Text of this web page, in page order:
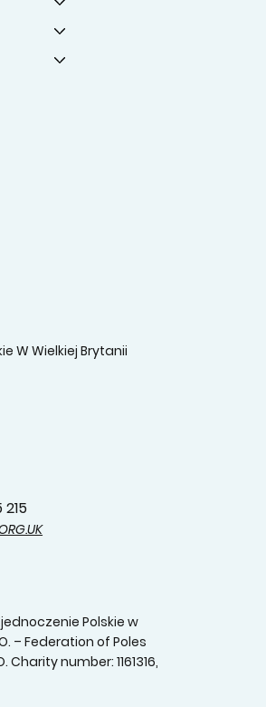
W Wielkiej Brytanii
Polskie w
– Federation of Poles
Charity number: 1161316,